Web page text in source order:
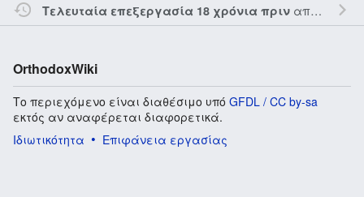
Τελευταία επεξεργασία 18 χρόνια πριναπό τον την
OrthodoxWiki
Το περιεχόμενο είναι διαθέσιμο υπό GFDL / CC by-sa
εκτός αν αναφέρεται διαφορετικά.
Ιδιωτικότητα
Επιφάνεια εργασίας